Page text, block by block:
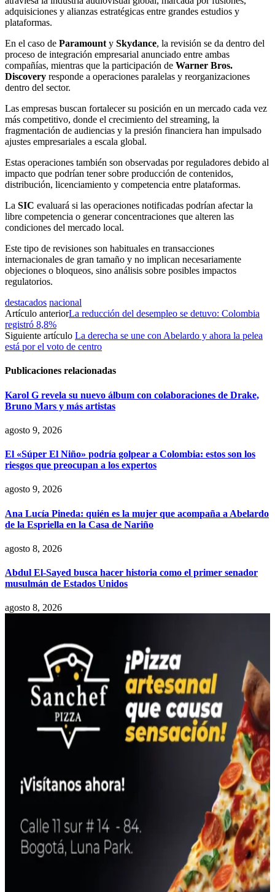
adquisiciones y alianzas estratégicas entre grandes estudios y
plataformas.
En el caso de Paramount y Skydance, la revisión se da dentro del
proceso de integración empresarial anunciado entre ambas
compañías, mientras que la participación de Warner Bros.
Discovery responde a operaciones paralelas y reorganizaciones
dentro del sector.
Las empresas buscan fortalecer su posición en un mercado cada vez
más competitivo, donde el crecimiento del streaming, la
fragmentación de audiencias y la presión financiera han impulsado
ajustes empresariales a escala global.
Estas operaciones también son observadas por reguladores debido al
impacto que podrían tener sobre producción de contenidos,
distribución, licenciamiento y competencia entre plataformas.
La SIC evaluará si las operaciones notificadas podrían afectar la
libre competencia o generar concentraciones que alteren las
condiciones del mercado local.
Este tipo de revisiones son habituales en transacciones
internacionales de gran tamaño y no implican necesariamente
objeciones o bloqueos, sino análisis sobre posibles impactos
regulatorios.
destacados nacional
Artículo anteriorLa reducción del desempleo se detuvo: Colombia
registró 8,8%
Siguiente artículo La derecha se une con Abelardo y ahora la pelea
está por el voto de centro
Publicaciones relacionadas
Karol G revela su nuevo álbum con colaboraciones de Drake,
Bruno Mars y más artistas
agosto 9, 2026
El «Súper El Niño» podría golpear a Colombia: estos son los
riesgos que preocupan a los expertos
agosto 9, 2026
Ana Lucía Pineda: quién es la mujer que acompaña a Abelardo
de la Espriella en la Casa de Nariño
agosto 8, 2026
Abdul El-Sayed busca hacer historia como el primer senador
musulmán de Estados Unidos
agosto 8, 2026